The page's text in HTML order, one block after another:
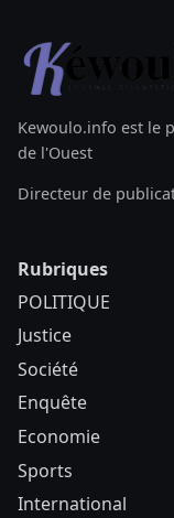
Kewoulo.info est le
de l'Ouest
Directeur de
Rubriques
POLITIQUE
Justice
Société
Enquête
Economie
Sports
International